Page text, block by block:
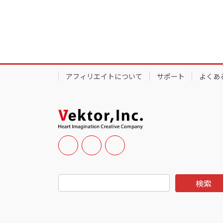
アフィリエイトについて サポート よくあ